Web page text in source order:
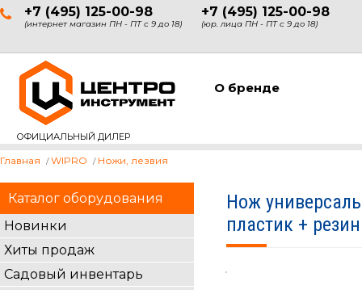
+7 (495) 125-00-98
(интернет магазин ПН - ПТ с 9 до 18)
+7 (495) 125-00-98
(юр. лица ПН - ПТ с 9 до 18)
ОФИЦИАЛЬНЫЙ ДИЛЕР
О бренде
Каталог оборудования
Новинки
Хиты продаж
Садовый инвентарь
Главная WIPRO Ножи, лезвия
Нож
пластик +